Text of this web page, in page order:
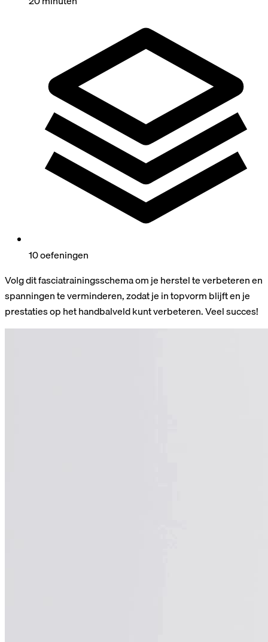
10 oefeningen
Volg dit fasciatrainingsschema om je herstel te verbeteren en
spanningen te verminderen, zodat je in topvorm blijft en je
prestaties op het handbalveld kunt verbeteren. Veel succes!